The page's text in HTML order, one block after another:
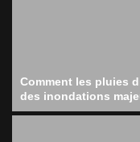
Comment les pluies
des inondations